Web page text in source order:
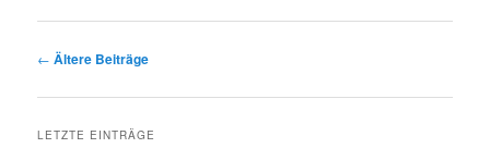
Beitrags-
← Ältere Beiträge
LETZTE EINTRÄGE